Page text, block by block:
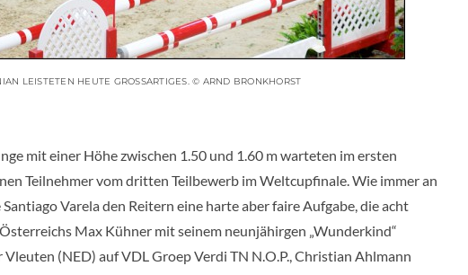
LEISTETEN HEUTE GROSSARTIGES. © ARND BRONKHORST
mit einer Höhe zwischen 1.50 und 1.60 m warteten im ersten
Teilnehmer vom dritten Teilbewerb im Weltcupfinale. Wie immer an
Varela den Reitern eine harte aber faire Aufgabe, die acht
Max Kühner mit seinem neunjähirgen „Wunderkind“
(NED) auf VDL Groep Verdi TN N.O.P., Christian Ahlmann